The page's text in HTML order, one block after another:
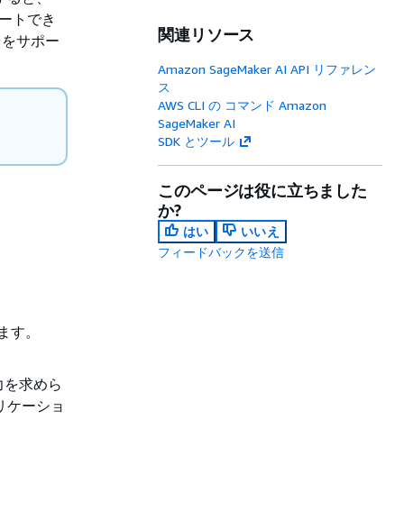
トでき
サポー
。
求めら
ケーショ
関連リソース
Amazon SageMaker AI API リファレン
ス
AWS CLI の コマンド Amazon
SageMaker AI
SDK とツール
このページは役に立ちました
か?
はい
いいえ
フィードバックを送信